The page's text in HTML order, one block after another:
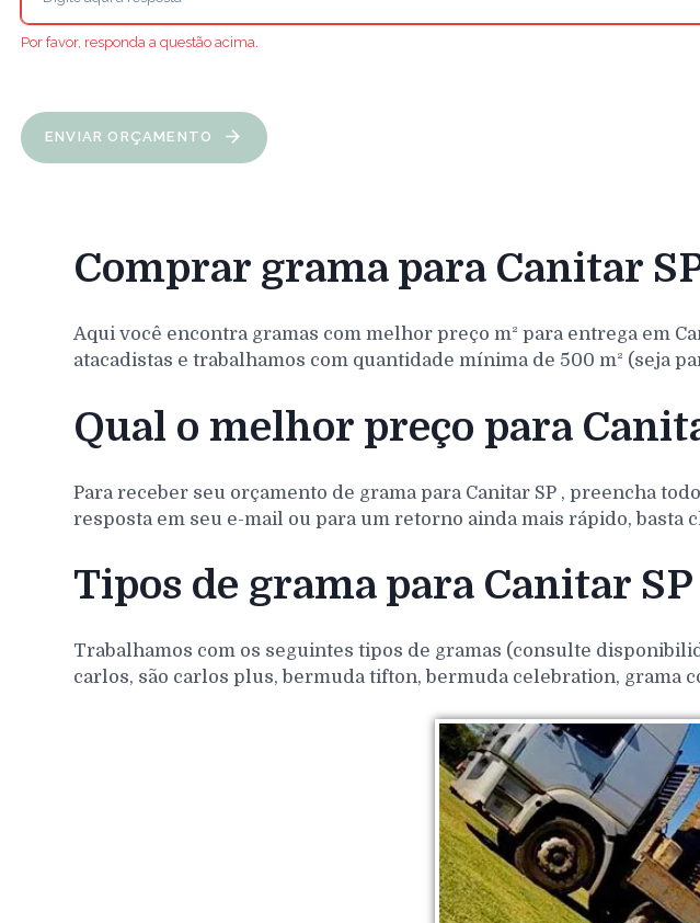
Por favor, responda a questão acima.
ENVIAR ORÇAMENTO
Comprar grama para Canitar
Aqui você encontra gramas com melhor preço m² para entrega em
atacadistas e trabalhamos com quantidade mínima de 500 m² (seja
Qual o melhor preço para
Para receber seu orçamento de grama para Canitar SP , preencha
resposta em seu e-mail ou para um retorno ainda mais rápido, basta
Tipos de grama para Canitar SP
Trabalhamos com os seguintes tipos de gramas (consulte
carlos, são carlos plus, bermuda tifton, bermuda celebration, grama